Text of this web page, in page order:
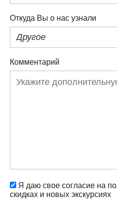
Откуда Вы о нас узнали
Другое
Комментарий
Я даю свое согласие на
скидках и новых экскурсиях